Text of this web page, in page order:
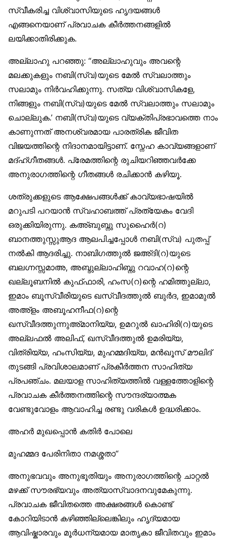
സ്വീകരിച്ച വിശ്വാസിയുടെ ഹൃദയങ്ങള്‍
എങ്ങനെയാണ് പ്രവാചക കീര്‍ത്തനങ്ങളില്‍
ലയിക്കാതിരിക്കുക.
അല്ലാഹു പറഞ്ഞു: “അല്ലാഹുവും അവന്റെ
മലക്കുകളും നബി(സ്വ)യുടെ മേല്‍ സ്വലാത്തും
സലാമും നിര്‍വഹിക്കുന്നു. സത്യ വിശ്വാസികളേ,
നിങ്ങളും നബി(സ്വ)യുടെ മേല്‍ സ്വലാത്തും സലാമും
ചൊല്ലുക.’ നബി(സ്വ)യുടെ വ്യക്തിപ്രഭാവത്തെ നാം
കാണുന്നത് അനശ്വരമായ പാരത്രിക ജീവിത
വിജയത്തിന്റെ നിദാനമായിട്ടാണ്. സ്നേഹ കാവ്യങ്ങളാണ്
മദ്ഹ്ഗീതങ്ങള്‍. പ്രേമത്തിന്റെ രുചിയറിഞ്ഞവര്‍ക്കേ
അനുരാഗത്തിന്റെ ഗീതങ്ങള്‍ രചിക്കാന്‍ കഴിയൂ.
ശത്രുക്കളുടെ ആക്ഷേപങ്ങള്‍ക്ക് കാവ്യഭാഷയില്‍
മറുപടി പറയാന്‍ സ്വഹാബത്ത് പ്രത്യേകം വേദി
ഒരുക്കിയിരുന്നു. കഅ്ബുബ്നു സുഹൈര്‍(റ)
ബാനത്തുസ്സുആദ ആലപിച്ചപ്പോള്‍ നബി(സ്വ) പുതപ്പ്
നല്‍കി ആദരിച്ചു. നാബിഗത്തുല്‍ ജഅ്ദി(റ)യുടെ
ബലഗ്നസ്സമാഅ, അബ്ദുല്ലാഹിബ്നു റവാഹ(റ)ന്റെ
ഖല്ലൂബനില്‍ കുഫ്ഫാരി, ഹംസ(റ)ന്റെ ഹമിത്തുല്ലാ,
ഇമാം ബൂസ്വീരിയുടെ ഖസ്വീദത്തുല്‍ ബുര്‍ദ, ഇമാമുല്‍
അഅ്ളം അബൂഹനീഫ(റ)ന്റെ
ഖസ്വീദത്തുന്നുഅ്മാനിയ്യ, ഉമറുല്‍ ഖാഹിരി(റ)യുടെ
അല്ലഫല്‍ അലിഫ്, ഖസ്വീദത്തുല്‍ ഉമരിയ്യ,
വിത്രിയ്യ, ഹംസിയ്യ, മുഹമ്മദിയ്യ, മന്‍ഖൂസ് മൗലിദ്
തുടങ്ങി പ്രവിശാലമാണ് പ്രകീര്‍ത്തന സാഹിത്യ
പ്രപഞ്ചം. മലയാള സാഹിത്യത്തില്‍ വള്ളത്തോളിന്റെ
പ്രവാചക കീര്‍ത്തനത്തിന്റെ സൗന്ദര്യാത്മക
വേണ്ടുവോളം ആവാഹിച്ച രണ്ടു വരികള്‍ ഉദ്ധരിക്കാം.
അഹര്‍ മുഖപ്പൊന്‍ കതിര്‍ പോലെ
മുഹമ്മദ പേരിനിതാ നമശ്ശതാ“
അനുഭവവും അനുഭൂതിയും അനുരാഗത്തിന്റെ ചാറ്റല്‍
മഴക്ക് സൗരഭ്യവും അത്യാസ്വാദനവുമേകുന്നു.
പ്രവാചക ജീവിതത്തെ അക്ഷരങ്ങള്‍ കൊണ്ട്
കോറിയിടാന്‍ കഴിഞ്ഞില്ലെങ്കിലും ഹൃദ്യമായ
ആവിഷ്കാരവും മൂര്‍ധന്യമായ മാതൃകാ ജീവിതവും ഇമാം